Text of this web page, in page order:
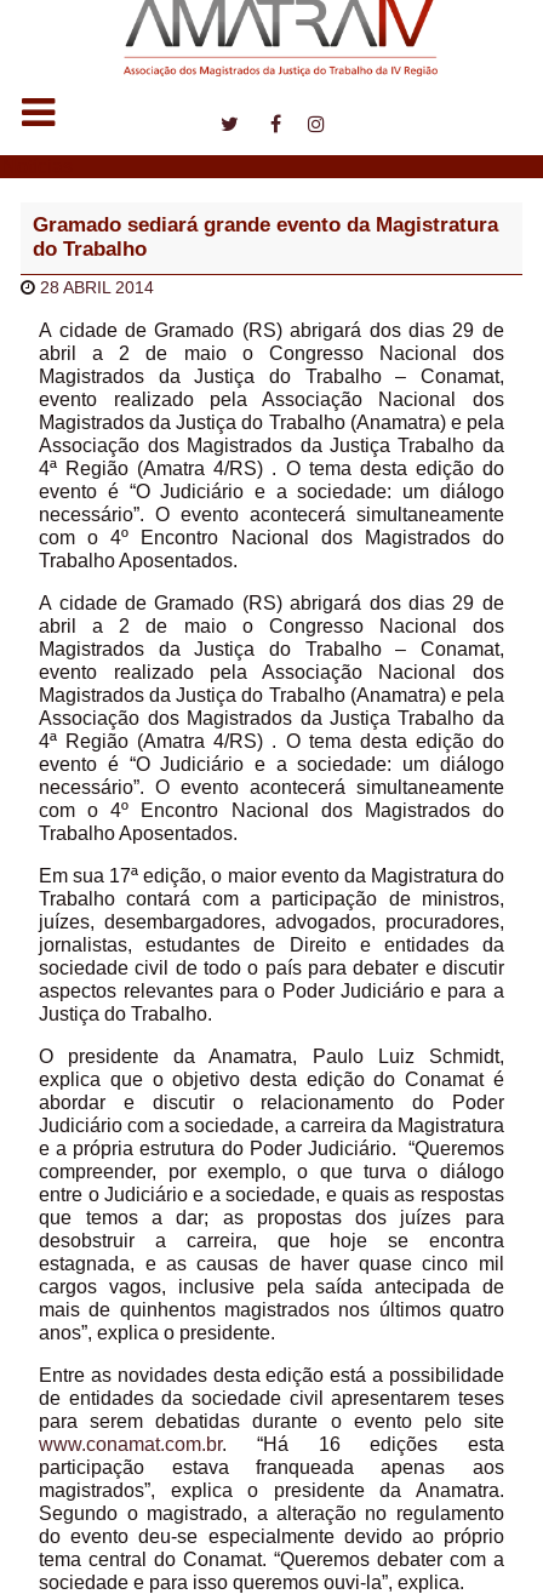
Gramado sediará grande evento da Magistratura
do Trabalho
28 ABRIL 2014
A cidade de Gramado (RS) abrigará dos dias 29 de
abril a 2 de maio o Congresso Nacional dos
Magistrados da Justiça do Trabalho – Conamat,
evento realizado pela Associação Nacional dos
Magistrados da Justiça do Trabalho (Anamatra) e pela
Associação dos Magistrados da Justiça Trabalho da
4ª Região (Amatra 4/RS) . O tema desta edição do
evento é “O Judiciário e a sociedade: um diálogo
necessário”. O evento acontecerá simultaneamente
com o 4º Encontro Nacional dos Magistrados do
Trabalho Aposentados.
A cidade de Gramado (RS) abrigará dos dias 29 de
abril a 2 de maio o Congresso Nacional dos
Magistrados da Justiça do Trabalho – Conamat,
evento realizado pela Associação Nacional dos
Magistrados da Justiça do Trabalho (Anamatra) e pela
Associação dos Magistrados da Justiça Trabalho da
4ª Região (Amatra 4/RS) . O tema desta edição do
evento é “O Judiciário e a sociedade: um diálogo
necessário”. O evento acontecerá simultaneamente
com o 4º Encontro Nacional dos Magistrados do
Trabalho Aposentados.
Em sua 17ª edição, o maior evento da Magistratura do
Trabalho contará com a participação de ministros,
juízes, desembargadores, advogados, procuradores,
jornalistas, estudantes de Direito e entidades da
sociedade civil de todo o país para debater e discutir
aspectos relevantes para o Poder Judiciário e para a
Justiça do Trabalho.
O presidente da Anamatra, Paulo Luiz Schmidt,
explica que o objetivo desta edição do Conamat é
abordar e discutir o relacionamento do Poder
Judiciário com a sociedade, a carreira da Magistratura
e a própria estrutura do Poder Judiciário. “Queremos
compreender, por exemplo, o que turva o diálogo
entre o Judiciário e a sociedade, e quais as respostas
que temos a dar; as propostas dos juízes para
desobstruir a carreira, que hoje se encontra
estagnada, e as causas de haver quase cinco mil
cargos vagos, inclusive pela saída antecipada de
mais de quinhentos magistrados nos últimos quatro
anos”, explica o presidente.
Entre as novidades desta edição está a possibilidade
de entidades da sociedade civil apresentarem teses
para serem debatidas durante o evento pelo site
www.conamat.com.br. “Há 16 edições esta
participação estava franqueada apenas aos
magistrados”, explica o presidente da Anamatra.
Segundo o magistrado, a alteração no regulamento
do evento deu-se especialmente devido ao próprio
tema central do Conamat. “Queremos debater com a
sociedade e para isso queremos ouvi-la”, explica.